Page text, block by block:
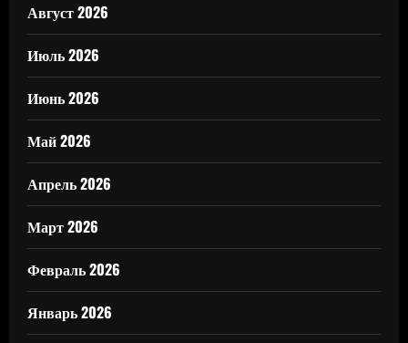
Август 2026
Июль 2026
Июнь 2026
Май 2026
Апрель 2026
Март 2026
Февраль 2026
Январь 2026